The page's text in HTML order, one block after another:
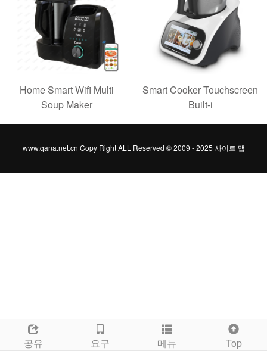
Home Smart Wifi Multi
Soup Maker
Smart Cooker Touchscreen
Built-i
공유 요구 메뉴 Top
www.qana.net.cn Copy Right ALL Reserved © 2009 - 2025 사이트 맵